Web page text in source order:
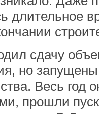
длительное
сдачу
но
Весь год
прошли